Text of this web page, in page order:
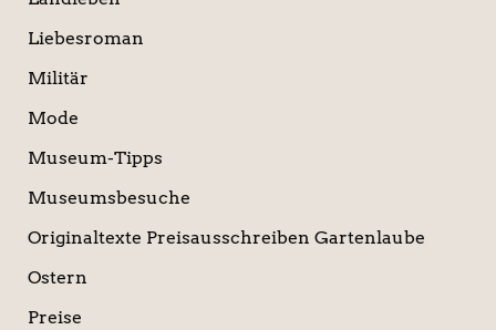
Liebesroman
Militär
Mode
Museum-Tipps
Museumsbesuche
Originaltexte Preisausschreiben Gartenlaube
Ostern
Preise